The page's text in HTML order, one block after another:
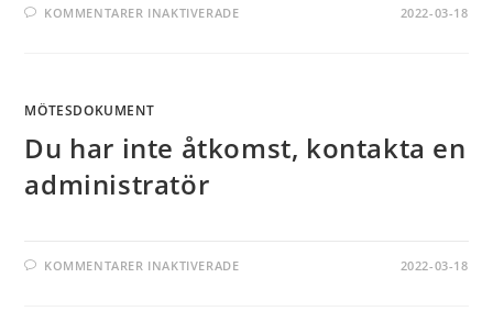
KOMMENTARER INAKTIVERADE 2022-03-18
MÖTESDOKUMENT
Du har inte åtkomst, kontakta en
administratör
KOMMENTARER INAKTIVERADE 2022-03-18